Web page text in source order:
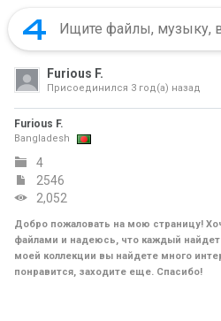
Furious F.
Присоединился 3 год(а) назад
Furious F.
Bangladesh
4
2546
2,052
Добро пожаловать на мою страницу!
файлами и надеюсь, что каждый
моей коллекции вы найдете много
понравится, заходите еще. Спасибо!